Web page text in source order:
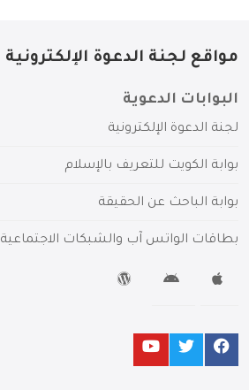
مواقع لجنة الدعوة الإلكترونية
البوابات الدعوية
لجنة الدعوة الإلكترونية
بوابة الكويت للتعريف بالإسلام
بوابة الباحث عن الحقيقة
بطاقات الواتس آب والشبكات الاجتماعية